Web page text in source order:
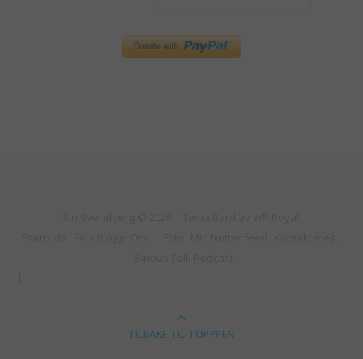
TILBAKE TIL TOPPPEN